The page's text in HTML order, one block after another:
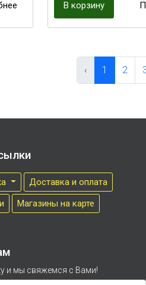
В корзину
‹ 1 2
Доставка и оплата
Магазины на карте
и мы свяжемся с Вами!